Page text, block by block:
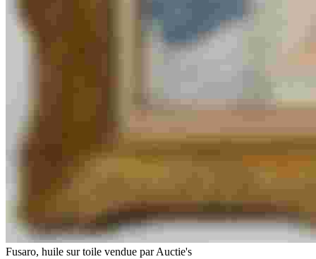
Fusaro, huile sur toile vendue par Auctie's